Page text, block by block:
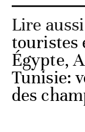
Lire
touristes
Égypte,
Tunisie:
des